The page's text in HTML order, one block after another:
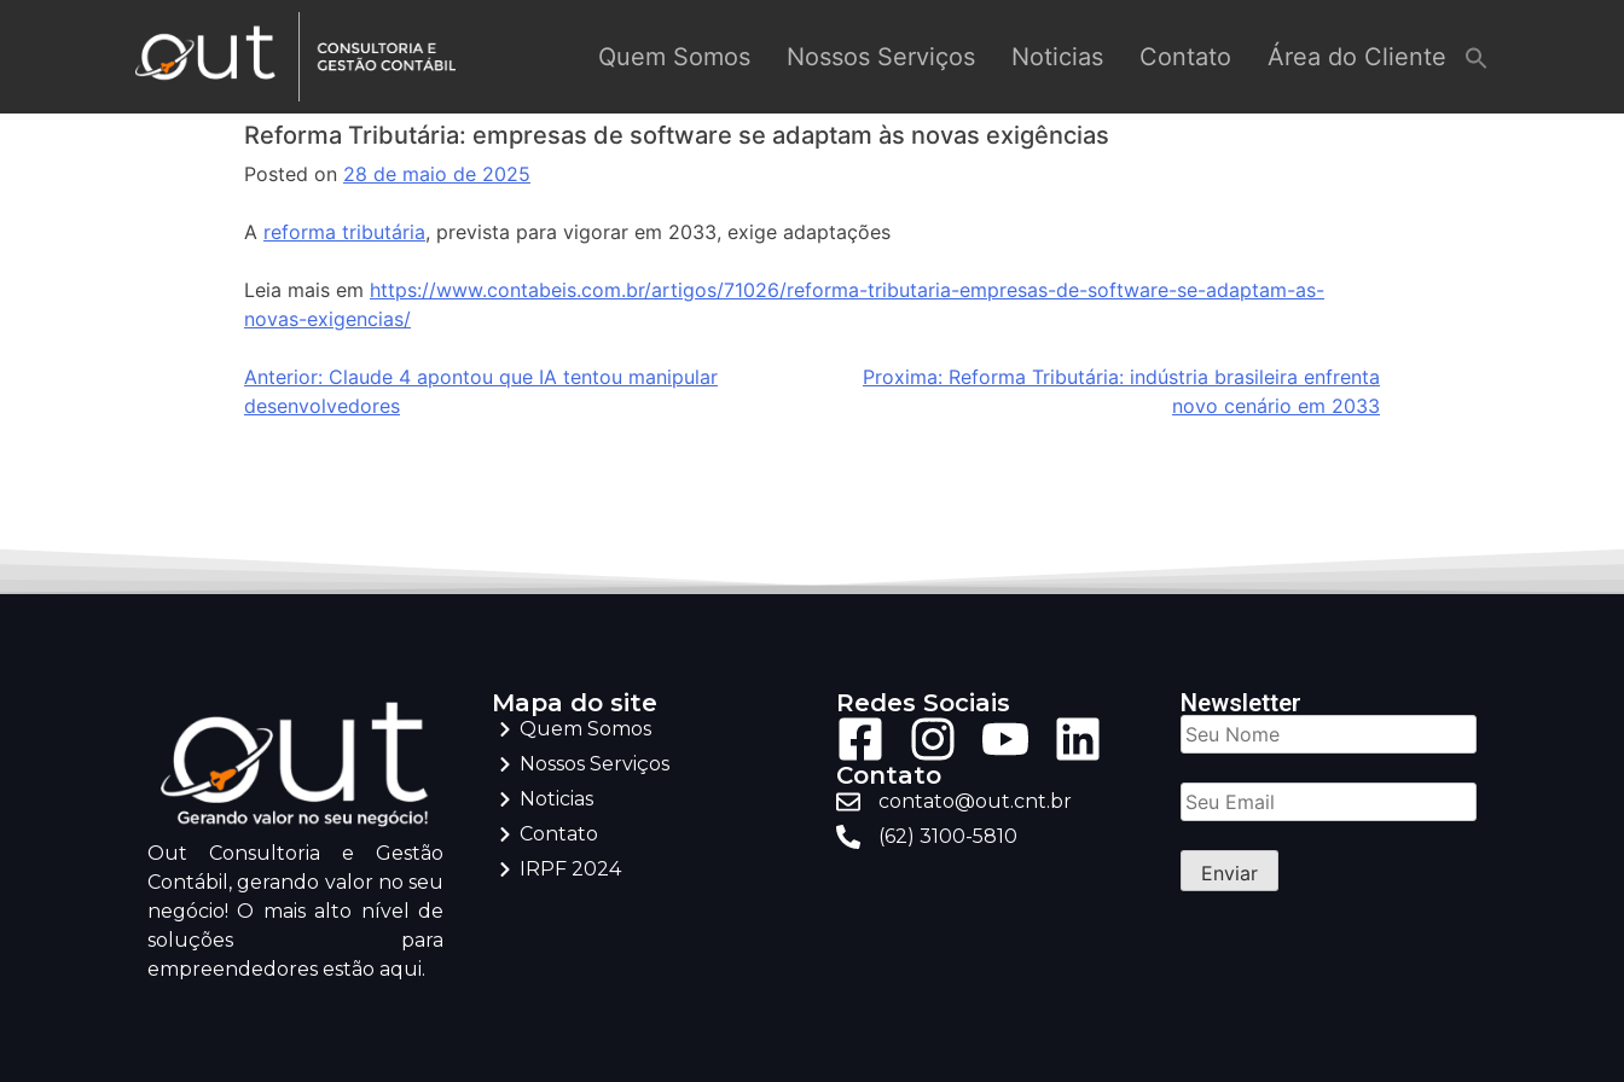
Quem Somos Nossos Serviços Noticias Contato Área do Cliente
Reforma Tributária: empresas de software se adaptam às novas exigências
Posted on 28 de maio de 2025
A reforma tributária, prevista para vigorar em 2033, exige adaptações
Leia mais em https://www.contabeis.com.br/artigos/71026/reforma-tributaria-empresas-de-software-se-adaptam-as-
novas-exigencias/
Anterior: Claude 4 apontou que IA tentou manipular
desenvolvedores
Proxima: Reforma Tributária: indústria brasileira enfrenta
novo cenário em 2033
Out Consultoria e Gestão
Contábil, gerando valor no seu
negócio! O mais alto nível de
soluções para
empreendedores estão aqui.
Mapa do site
Quem Somos
Nossos Serviços
Noticias
Contato
IRPF 2024
Redes Sociais
Contato
contato@out.cnt.br
(62) 3100-5810
Newsletter